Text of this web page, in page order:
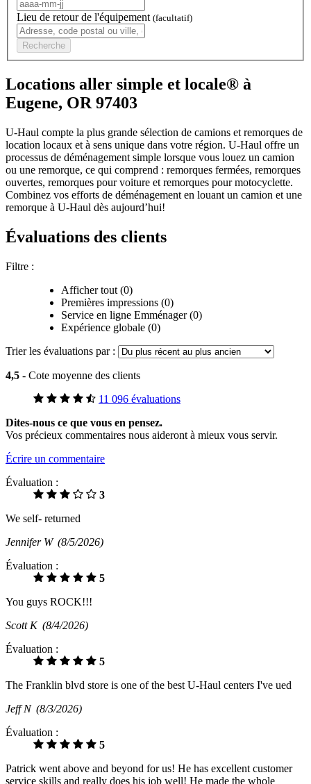
Lieu de retour de l'équipement (facultatif)
Recherche
Locations aller simple et locale® à
Eugene, OR 97403
U-Haul compte la plus grande sélection de camions et remorques de
location locaux et à sens unique dans votre région. U-Haul offre un
processus de déménagement simple lorsque vous louez un camion
ou une remorque, ce qui comprend : remorques fermées, remorques
ouvertes, remorques pour voiture et remorques pour motocyclette.
Combinez vos efforts de déménagement en louant un camion et une
remorque à U-Haul dès aujourd’hui!
Évaluations des clients
Filtre :
Afficher tout (0)
Premières impressions (0)
Service en ligne Emménager (0)
Expérience globale (0)
Trier les évaluations par :
4,5 - Cote moyenne des clients
11 096 évaluations
Dites-nous ce que vous en pensez.
Vos précieux commentaires nous aideront à mieux vous servir.
Écrire un commentaire
Évaluation :
3
We self- returned
Jennifer W (8/5/2026)
Évaluation :
5
You guys ROCK!!!
Scott K (8/4/2026)
Évaluation :
5
The Franklin blvd store is one of the best U-Haul centers I've ued
Jeff N (8/3/2026)
Évaluation :
5
Patrick went above and beyond for us! He has excellent customer
service skills and really does his job well! He made the whole